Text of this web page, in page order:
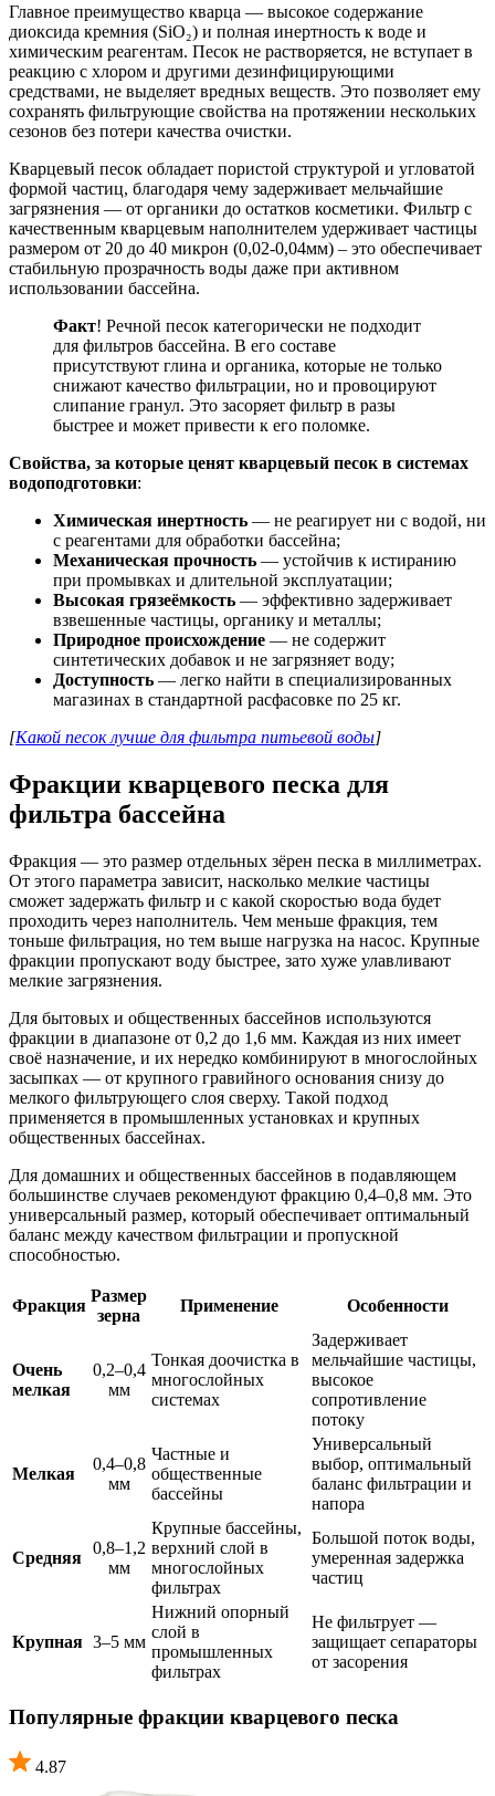
Главное преимущество кварца — высокое содержание
диоксида кремния (SiO₂) и полная инертность к воде и
химическим реагентам. Песок не растворяется, не вступает в
реакцию с хлором и другими дезинфицирующими
средствами, не выделяет вредных веществ. Это позволяет ему
сохранять фильтрующие свойства на протяжении нескольких
сезонов без потери качества очистки.
Кварцевый песок обладает пористой структурой и угловатой
формой частиц, благодаря чему задерживает мельчайшие
загрязнения — от органики до остатков косметики. Фильтр с
качественным кварцевым наполнителем удерживает частицы
размером от 20 до 40 микрон (0,02-0,04мм) – это обеспечивает
стабильную прозрачность воды даже при активном
использовании бассейна.
Факт! Речной песок категорически не подходит
для фильтров бассейна. В его составе
присутствуют глина и органика, которые не только
снижают качество фильтрации, но и провоцируют
слипание гранул. Это засоряет фильтр в разы
быстрее и может привести к его поломке.
Свойства, за которые ценят кварцевый песок в системах
водоподготовки:
Химическая инертность — не реагирует ни с водой, ни
с реагентами для обработки бассейна;
Механическая прочность — устойчив к истиранию
при промывках и длительной эксплуатации;
Высокая грязеёмкость — эффективно задерживает
взвешенные частицы, органику и металлы;
Природное происхождение — не содержит
синтетических добавок и не загрязняет воду;
Доступность — легко найти в специализированных
магазинах в стандартной расфасовке по 25 кг.
[Какой песок лучше для фильтра питьевой воды]
Фракции кварцевого песка для
фильтра бассейна
Фракция — это размер отдельных зёрен песка в миллиметрах.
От этого параметра зависит, насколько мелкие частицы
сможет задержать фильтр и с какой скоростью вода будет
проходить через наполнитель. Чем меньше фракция, тем
тоньше фильтрация, но тем выше нагрузка на насос. Крупные
фракции пропускают воду быстрее, зато хуже улавливают
мелкие загрязнения.
Для бытовых и общественных бассейнов используются
фракции в диапазоне от 0,2 до 1,6 мм. Каждая из них имеет
своё назначение, и их нередко комбинируют в многослойных
засыпках — от крупного гравийного основания снизу до
мелкого фильтрующего слоя сверху. Такой подход
применяется в промышленных установках и крупных
общественных бассейнах.
Для домашних и общественных бассейнов в подавляющем
большинстве случаев рекомендуют фракцию 0,4–0,8 мм. Это
универсальный размер, который обеспечивает оптимальный
баланс между качеством фильтрации и пропускной
способностью.
Фракция
Размер
зерна
Применение Особенности
Очень
мелкая
0,2–0,4
мм
Тонкая доочистка в
многослойных
системах
Задерживает
мельчайшие частицы,
высокое
сопротивление
потоку
Мелкая
0,4–0,8
мм
Частные и
общественные
бассейны
Универсальный
выбор, оптимальный
баланс фильтрации и
напора
Средняя
0,8–1,2
мм
Крупные бассейны,
верхний слой в
многослойных
фильтрах
Большой поток воды,
умеренная задержка
частиц
Крупная 3–5 мм
Нижний опорный
слой в
промышленных
фильтрах
Не фильтрует —
защищает сепараторы
от засорения
Популярные фракции кварцевого песка
4.87